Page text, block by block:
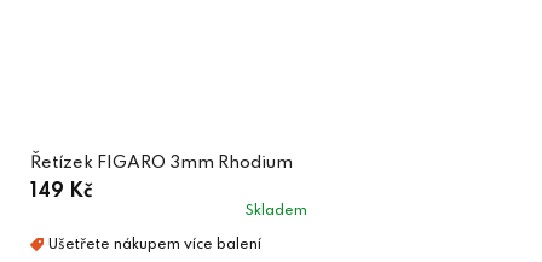
Řetízek FIGARO 3mm Rhodium
149 Kč
Skladem